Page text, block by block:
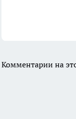
Комментарии на